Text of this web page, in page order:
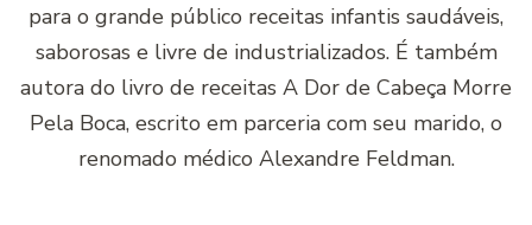
para o grande público receitas infantis saudáveis,
saborosas e livre de industrializados. É também
autora do livro de receitas A Dor de Cabeça Morre
Pela Boca, escrito em parceria com seu marido, o
renomado médico Alexandre Feldman.